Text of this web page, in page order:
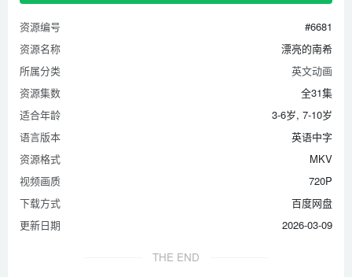
资源编号
#6681
资源名称
漂亮的南希
所属分类
英文动画
资源集数
全31集
适合年龄
3-6岁, 7-10岁
语言版本
英语中字
资源格式
MKV
视频画质
720P
下载方式
百度网盘
更新日期
2026-03-09
THE END